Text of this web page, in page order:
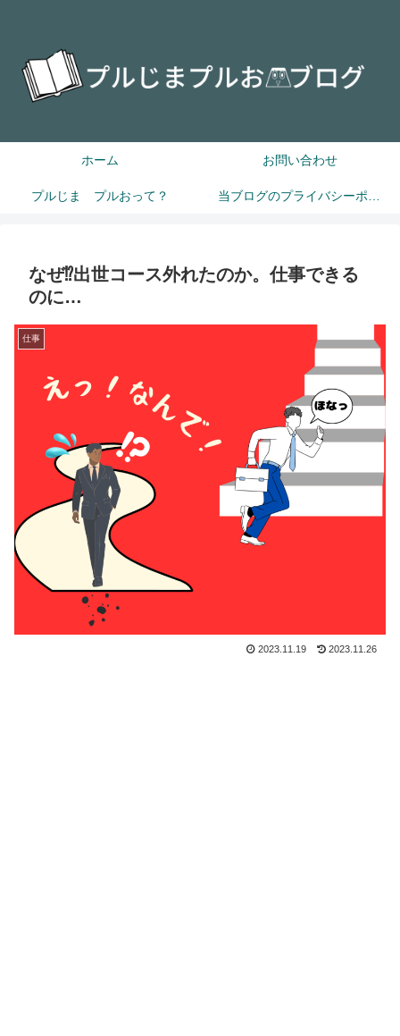
ホーム お問い合わせ
プルじま プルおって？
なぜ⁉出世コース外れたのか。仕事できる
のに…
仕事
2023.11.19 2023.11.26